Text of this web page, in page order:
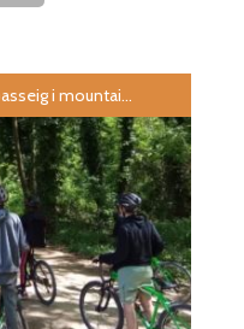
i mountai...